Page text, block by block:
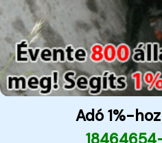
Adó 1%-